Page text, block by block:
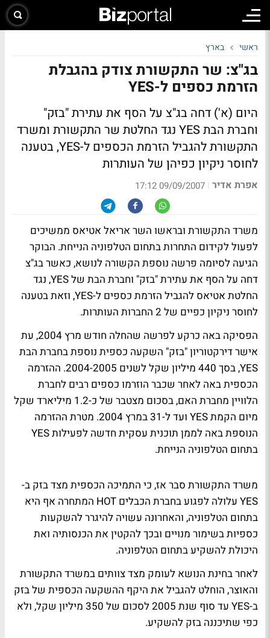
ראשי בארץ
בג"צ: שר התקשורת צודק בהגבלת
הזרמת כספים ל-YES
היום (א') דחה בג"צ על הסף את עתירת "בזק"
וחברת הבת YES נגד החלטת שר התקשורת ומשרד
התקשורת להגביל הזרמת הכספים ל-YES, בטענה
לחוסר ניקיון כפיהן של העותרות
אפרת אדיר |
09/09/2007 17:12
משרד התקשורת ובראשו השר אריאל אטיאס ממשיכים
לפעול לקידום התחרות בתחום הטלפוניה הנייחת. הבוקר
הגיעה לסיומה פרשה נוספת הקשורה לנושא, כאשר בג"צ
דחה על הסף את עתירת "בזק" וחברת הבת של YES, נגד
החלטת אטיאס להגביל הזרמת כספים ל-YES, וזאת בטענה
לחוסר ניקיון כפיים של 2 החברות העותרות.
הפסיקה באה כרקע לפרשה שהחלה חודש מרץ 2004, עת
אישר דירקטוריון "בזק" השקעה כספית נוספת בחברת הבת
YES, בסך 440 מיליון שקל לשנים 2004-2005. ההזרמה
הכספית באה לאחר שכבר הוזרמו כספים רבים לחברת
הלוויין מחברת האם, בסכום מצטבר של כ-1.2 מיליארד שקל
מיום הקמת YES ועד ל-31 במרץ 2004. מטרת ההזרמה
הנוספת באה לממן תוכנית עסקית חדשה לפעילות YES
בתחום הטלפוניה הנייחת.
משרד התקשורת סבר אז, כי התמיכה הכספית מצד בזק ב-
YES עלולה לפגוע בחברת הכבלים HOT המתחרה אף היא
בתחום הטלפוניה, והאחרונה עשויה להיגרר להשקעות
כספיות בשימור מנויים ובכך להקטין את הכנסותיה ואת
היכולת להשקיע בתחום הטלפוניה.
לאחר בחינת הנושא לעומק מצד צוותים במשרד התקשורת
והאוצר, הוחלט להגביל את היקף ההשקעה הכספית של בזק
ב-YES עד סוף שנת 2005 לסכום של 350 מיליון שקל, ולא
כפי שתיכננה בזק להשקיע.